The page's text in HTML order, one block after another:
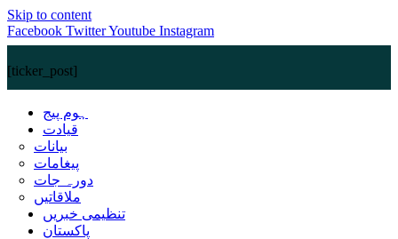
Skip to content
Facebook TwitterYoutube Instagram
[ticker_post]
ہوم پیج
قیادت
بیانات
پیغامات
دورہ جات
ملاقاتیں
تنظیمی خبریں
پاکستان